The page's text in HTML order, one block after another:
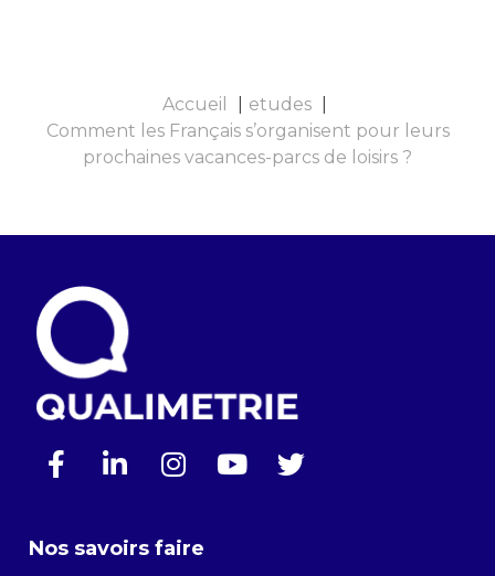
Accueil
etudes
Comment les Français s’organisent pour leurs
prochaines vacances-parcs de loisirs ?
Nos savoirs faire